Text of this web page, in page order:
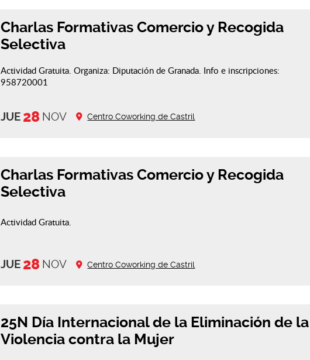
Charlas Formativas Comercio y Recogida
Selectiva
Actividad Gratuita. Organiza: Diputación de Granada. Info e inscripciones:
958720001
JUE 28 NOV Centro Coworking de Castril
Charlas Formativas Comercio y Recogida
Selectiva
Actividad Gratuita.
JUE 28 NOV Centro Coworking de Castril
25N Día Internacional de la Eliminación de la
Violencia contra la Mujer